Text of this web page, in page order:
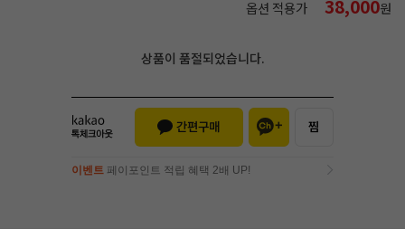
옵션 적용가 38,000원
상품이 품절되었습니다.
이벤트 페이포인트 적립 혜택 2배 UP!